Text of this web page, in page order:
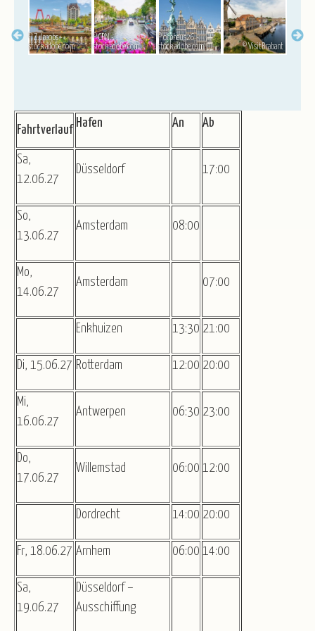
© Z. Jacobs -
stock.adobe.com
© CPN -
stock.adobe.com
© orpheus26 -
stock.adobe.com
© VisitBrabant
Fahrtverlauf
Hafen An Ab
Sa,
12.06.27
Düsseldorf 17:00
So,
13.06.27
Amsterdam 08:00
Mo,
14.06.27
Amsterdam 07:00
Enkhuizen 13:30 21:00
Di, 15.06.27 Rotterdam 12:00 20:00
Mi,
16.06.27
Antwerpen 06:30 23:00
Do,
17.06.27
Willemstad 06:00 12:00
Dordrecht 14:00 20:00
Fr, 18.06.27 Arnhem 06:00 14:00
Sa,
19.06.27
Düsseldorf –
Ausschiffung